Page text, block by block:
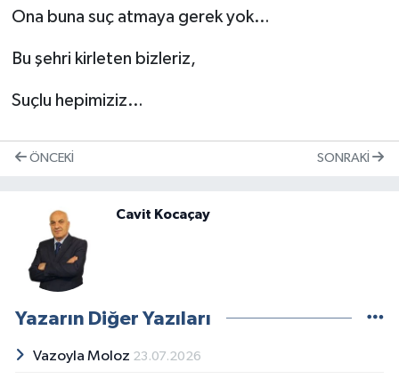
Ona buna suç atmaya gerek yok…
Bu şehri kirleten bizleriz,
Suçlu hepimiziz…
ÖNCEKI SONRAKI
Cavit Kocaçay
Yazarın Diğer Yazıları
Vazoyla Moloz 23.07.2026